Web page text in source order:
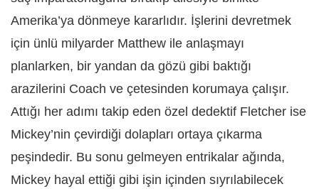
Amerika’ya dönmeye kararlıdır. İşlerini devretmek
için ünlü milyarder Matthew ile anlaşmayı
planlarken, bir yandan da gözü gibi baktığı
arazilerini Coach ve çetesinden korumaya çalışır.
Attığı her adımı takip eden özel dedektif Fletcher ise
Mickey’nin çevirdiği dolapları ortaya çıkarma
peşindedir. Bu sonu gelmeyen entrikalar ağında,
Mickey hayal ettiği gibi işin içinden sıyrılabilecek